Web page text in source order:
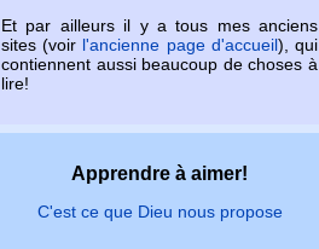
Et par ailleurs il y a tous mes anciens
sites (voir l'ancienne page d'accueil), qui
contiennent aussi beaucoup de choses à
lire!
Apprendre à aimer!
C'est ce que Dieu nous propose